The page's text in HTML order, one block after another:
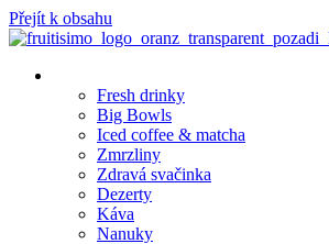
Přejít k obsahu
Fresh drinky
Big Bowls
Iced coffee & matcha
Zmrzliny
Zdravá svačinka
Dezerty
Káva
Nanuky